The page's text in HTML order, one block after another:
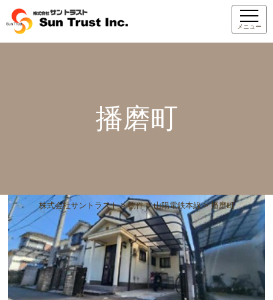
メニュー
播磨町
株式会社サントラスト>物件>山陽電鉄本線>播磨町